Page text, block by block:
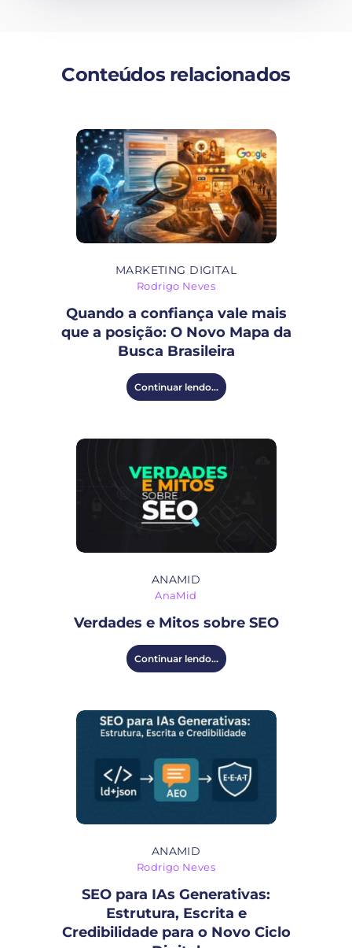
Conteúdos relacionados
MARKETING DIGITAL
Rodrigo Neves
Quando a confiança vale mais
que a posição: O Novo Mapa da
Busca Brasileira
Continuar lendo...
ANAMID
AnaMid
Verdades e Mitos sobre SEO
Continuar lendo...
ANAMID
Rodrigo Neves
SEO para IAs Generativas:
Estrutura, Escrita e
Credibilidade para o Novo Ciclo